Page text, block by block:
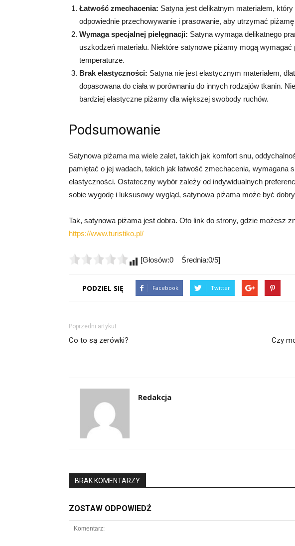
Łatwość zmechacenia: Satyna jest delikatnym materiałem,
odpowiednie przechowywanie i prasowanie, aby utrzymać
Wymaga specjalnej pielęgnacji: Satyna wymaga delikatnego
uszkodzeń materiału. Niektóre satynowe piżamy mogą
temperaturze.
Brak elastyczności: Satyna nie jest elastycznym materiałem,
dopasowana do ciała w porównaniu do innych rodzajów tkanin.
bardziej elastyczne piżamy dla większej swobody ruchów.
Podsumowanie
Satynowa piżama ma wiele zalet, takich jak komfort snu,
pamiętać o jej wadach, takich jak łatwość zmechacenia, wymagana
elastyczności. Ostateczny wybór zależy od indywidualnych
sobie wygodę i luksusowy wygląd, satynowa piżama może być
Tak, satynowa piżama jest dobra. Oto link do strony, gdzie możesz
https://www.turistiko.pl/
[Głosów:0 Średnia:0/5]
PODZIEL SIĘ Facebook Twitter
Poprzedni artykuł
Co to są zerówki?
Czy
Redakcja
BRAK KOMENTARZY
ZOSTAW ODPOWIEDŹ